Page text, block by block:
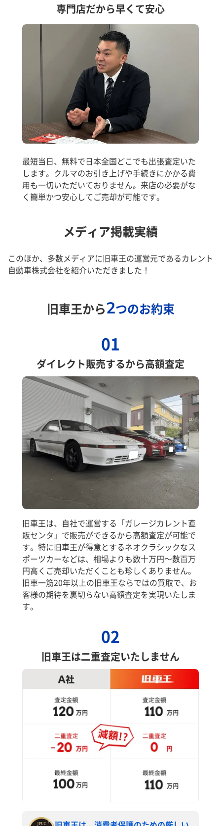
専門店だから早くて安心
最短当日、無料で日本全国どこでも出張査定いた
します。クルマのお引き上げや手続きにかかる費
用も一切いただいておりません。来店の必要がな
く簡単かつ安心してご売却が可能です。
メディア掲載実績
このほか、多数メディアに旧車王の運営元であるカレント
自動車株式会社を紹介いただきました！
旧車王から2つのお約束
01
ダイレクト販売するから高額査定
旧車王は、自社で運営する「ガレージカレント直
販センタ」で販売ができるから高額査定が可能で
す。特に旧車王が得意とするネオクラシックなス
ポーツカーなどは、相場よりも数十万円～数百万
円高くご売却いただくことも珍しくありません。
旧車一筋20年以上の旧車王ならではの買取で、お
客様の期待を裏切らない高額査定を実現いたしま
す。
02
旧車王は二重査定いたしません